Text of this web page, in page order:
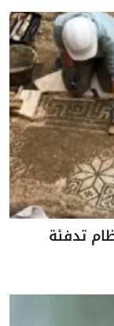
تدفئة